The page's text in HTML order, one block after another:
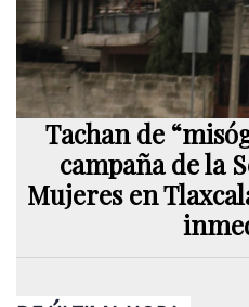
Tachan de
campaña de la
Mujeres en